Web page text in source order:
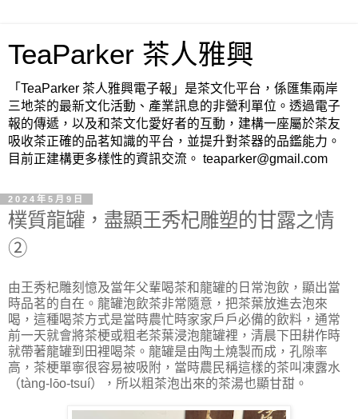
TeaParker 茶人雅興
「TeaParker 茶人雅興電子報」是茶文化平台，係匯集兩岸
三地茶的最新文化活動、產業訊息的非營利單位。透過電子
報的傳遞，以及和茶文化愛好者的互動，建構一座屬於茶友
吸收茶正確的品茗知識的平台，並提升對茶器的品鑑能力。
目前正建構更多樣性的資訊交流。 teaparker@gmail.com
2024年5月9日
樸質龍罐，盡顯王秀杞雕塑的甘露之情
②
由王秀杞雕刻憶及當年父輩喝茶和龍罐的日常泡飲，顯出當
時品茗的自在。龍罐泡飲茶非常隨意，把茶葉放進去泡來
喝，這種喝茶方式是當時農忙時家家戶戶必備的飲料，通常
前一天就會將茶梗或粗老茶葉浸泡龍罐裡，清晨下田耕作時
就帶著龍罐到田裡喝茶。龍罐是由陶土燒製而成，孔隙率
高，茶梗單寧很容易被吸附，當時農民稱這樣的茶叫凍露水
（tàng-l ōo-tsuí），所以粗茶泡出來的茶湯也顯甘甜。